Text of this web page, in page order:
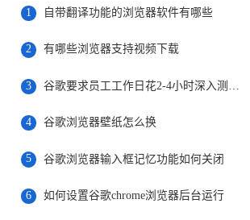
1 自带翻译功能的浏览器软件有哪些
2 有哪些浏览器支持视频下载
3
4 谷歌浏览器壁纸怎么换
5 谷歌浏览器输入框记忆功能如何关闭
6 如何设置谷歌chrome浏览器后台运行